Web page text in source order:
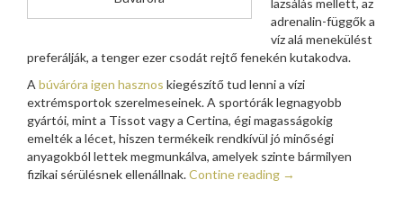
lazsálás mellett, az
adrenalin-függők a
víz alá menekülést
preferálják, a tenger ezer csodát rejtő fenekén kutakodva.
A búváróra igen hasznos kiegészítő tud lenni a vízi
extrémsportok szerelmeseinek. A sportórák legnagyobb
gyártói, mint a Tissot vagy a Certina, égi magasságokig
emelték a lécet, hiszen termékeik rendkívül jó minőségi
anyagokból lettek megmunkálva, amelyek szinte bármilyen
fizikai sérülésnek ellenállnak.Contine reading →